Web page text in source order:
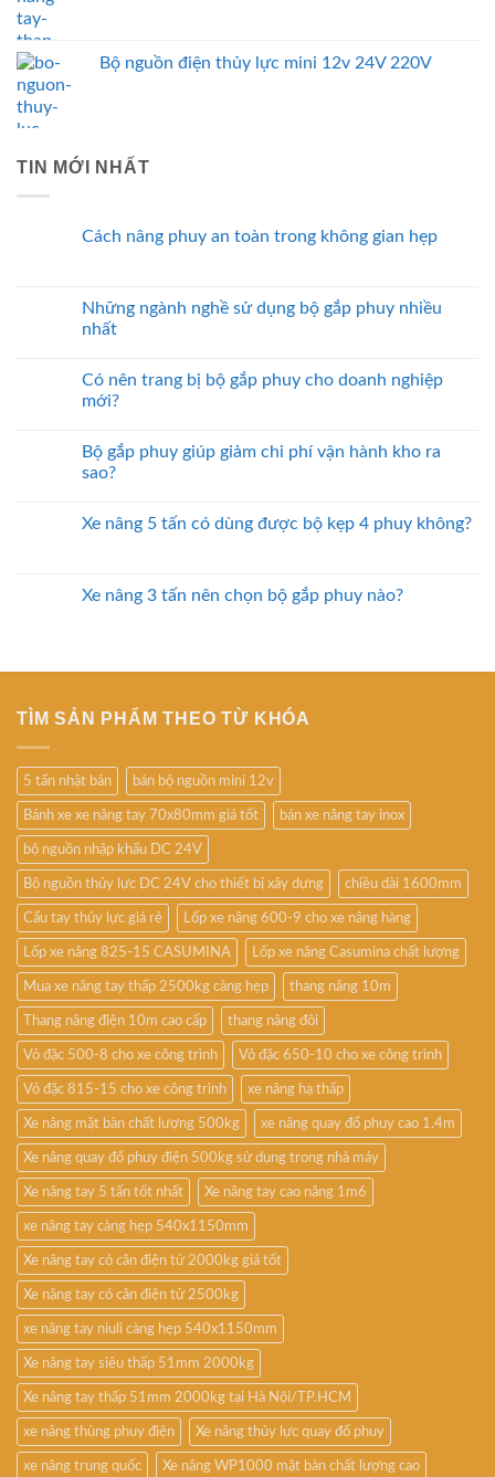
Bộ nguồn điện thủy lực mini 12v 24V 220V
TIN MỚI NHẤT
Cách nâng phuy an toàn trong không gian hẹp
Những ngành nghề sử dụng bộ gắp phuy nhiều
nhất
Có nên trang bị bộ gắp phuy cho doanh nghiệp
mới?
Bộ gắp phuy giúp giảm chi phí vận hành kho ra
sao?
Xe nâng 5 tấn có dùng được bộ kẹp 4 phuy không?
Xe nâng 3 tấn nên chọn bộ gắp phuy nào?
TÌM SẢN PHẨM THEO TỪ KHÓA
5 tấn nhật bản bán bộ nguồn mini 12v
Bánh xe xe nâng tay 70x80mm giá tốt bán xe nâng tay inox
bộ nguồn nhập khẩu DC 24V
Bộ nguồn thủy lực DC 24V cho thiết bị xây dựng chiều dài 1600mm
Cẩu tay thủy lực giá rẻ Lốp xe nâng 600-9 cho xe nâng hàng
Lốp xe nâng 825-15 CASUMINA Lốp xe nâng Casumina chất lượng
Mua xe nâng tay thấp 2500kg càng hẹp thang nâng 10m
Thang nâng điện 10m cao cấp thang nâng đôi
Vỏ đặc 500-8 cho xe công trình Vỏ đặc 650-10 cho xe công trình
Vỏ đặc 815-15 cho xe công trình xe nâng hạ thấp
Xe nâng mặt bàn chất lượng 500kg xe nâng quay đổ phuy cao 1.4m
Xe nâng quay đổ phuy điện 500kg sử dụng trong nhà máy
Xe nâng tay 5 tấn tốt nhất Xe nâng tay cao nâng 1m6
xe nâng tay càng hẹp 540x1150mm
Xe nâng tay có cân điện tử 2000kg giá tốt
Xe nâng tay có cân điện tử 2500kg
xe nâng tay niuli càng hẹp 540x1150mm
Xe nâng tay siêu thấp 51mm 2000kg
Xe nâng tay thấp 51mm 2000kg tại Hà Nội/TP.HCM
xe nâng thùng phuy điện Xe nâng thủy lực quay đổ phuy
xe nâng trung quốc Xe nâng WP1000 mặt bàn chất lượng cao